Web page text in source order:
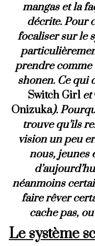
mangas et la
décrite. Pour
focaliser sur le
prendre comme
shonen. Ce qui
Switch Girlet
Onizuka).
trouve qu’ils
vision un peu
nous, jeunes
néanmoins
faire rêver
cache pas,
Le système